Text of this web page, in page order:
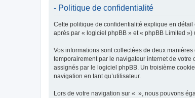
- Politique de confidentialité
Cette politique de confidentialité explique en
après par « logiciel phpBB » et « phpBB Limited
Vos informations sont collectées de deux
temporairement par le navigateur internet de
assignés par le logiciel phpBB. Un troisième
navigation en tant qu’utilisateur.
Lors de votre navigation sur « », nous pouvons